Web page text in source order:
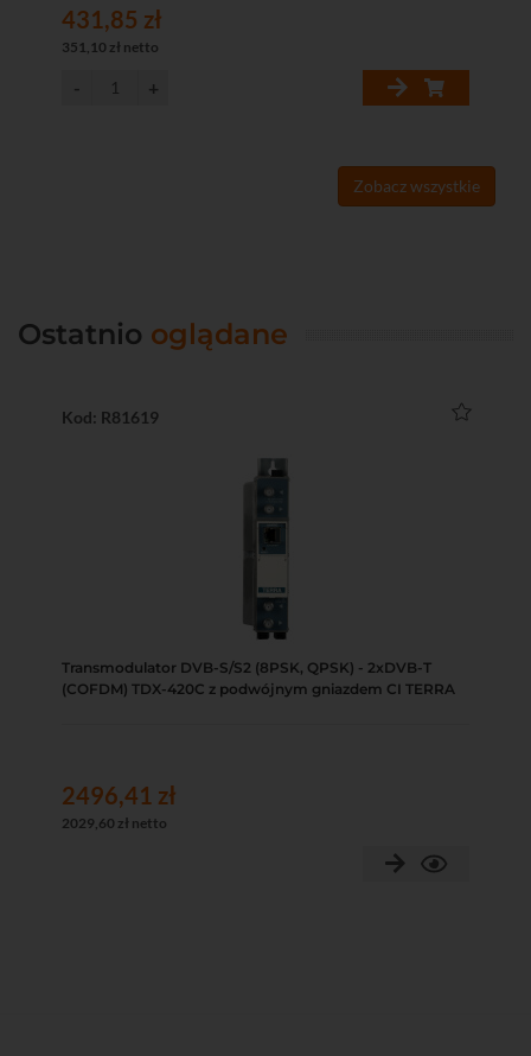
431,85 zł
351,10 zł netto
Zobacz wszystkie
Ostatnio oglądane
Kod: R81619
Transmodulator DVB-S/S2 (8PSK, QPSK) - 2xDVB-T
(COFDM) TDX-420C z podwójnym gniazdem CI TERRA
2496,41 zł
2029,60 zł netto